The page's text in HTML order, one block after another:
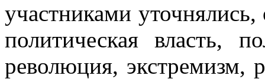
участниками уточнялись,
политическая власть,
революция, экстремизм,